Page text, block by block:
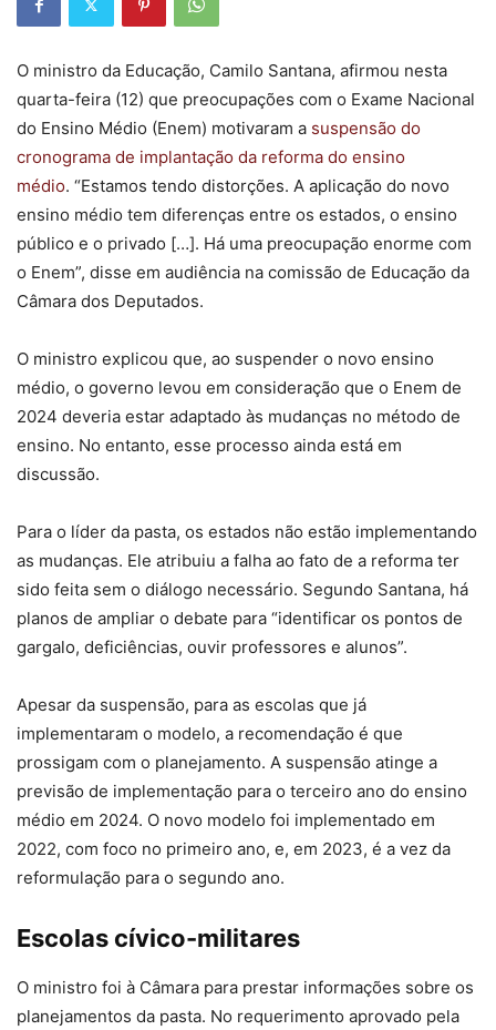
O ministro da Educação, Camilo Santana, afirmou nesta
quarta-feira (12) que preocupações com o Exame Nacional
do Ensino Médio (Enem) motivaram a suspensão do
cronograma de implantação da reforma do ensino
médio. “Estamos tendo distorções. A aplicação do novo
ensino médio tem diferenças entre os estados, o ensino
público e o privado […]. Há uma preocupação enorme com
o Enem”, disse em audiência na comissão de Educação da
Câmara dos Deputados.
O ministro explicou que, ao suspender o novo ensino
médio, o governo levou em consideração que o Enem de
2024 deveria estar adaptado às mudanças no método de
ensino. No entanto, esse processo ainda está em
discussão.
Para o líder da pasta, os estados não estão implementando
as mudanças. Ele atribuiu a falha ao fato de a reforma ter
sido feita sem o diálogo necessário. Segundo Santana, há
planos de ampliar o debate para “identificar os pontos de
gargalo, deficiências, ouvir professores e alunos”.
Apesar da suspensão, para as escolas que já
implementaram o modelo, a recomendação é que
prossigam com o planejamento. A suspensão atinge a
previsão de implementação para o terceiro ano do ensino
médio em 2024. O novo modelo foi implementado em
2022, com foco no primeiro ano, e, em 2023, é a vez da
reformulação para o segundo ano.
Escolas cívico-militares
O ministro foi à Câmara para prestar informações sobre os
planejamentos da pasta. No requerimento aprovado pela